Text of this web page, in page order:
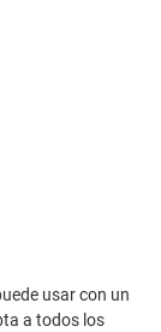
usar con un
a todos los